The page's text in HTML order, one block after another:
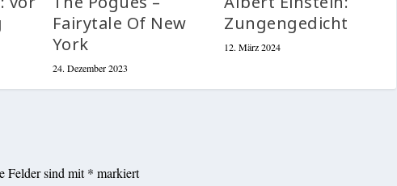
Fairytale Of New
York
24. Dezember 2023
Zungengedicht
12. März 2024
Felder sind mit* markiert